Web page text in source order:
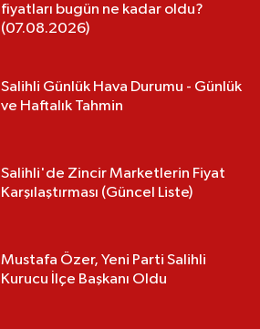
fiyatları bugün ne kadar oldu?
(07.08.2026)
Salihli Günlük Hava Durumu - Günlük
ve Haftalık Tahmin
Salihli'de Zincir Marketlerin Fiyat
Karşılaştırması (Güncel Liste)
Mustafa Özer, Yeni Parti Salihli
Kurucu İlçe Başkanı Oldu